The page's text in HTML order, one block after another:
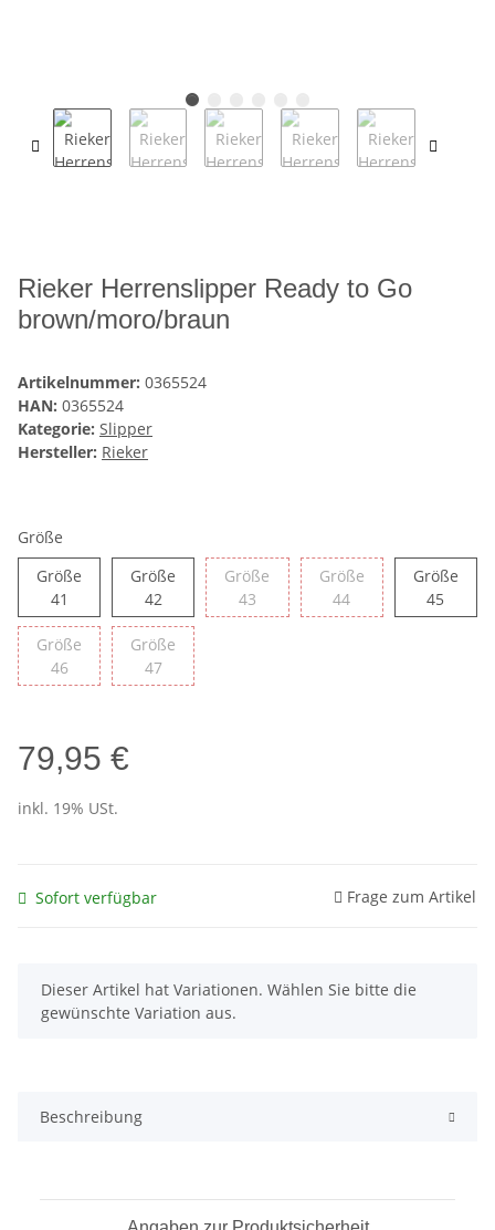
Rieker Herrenslipper Ready to Go
brown/moro/braun
Artikelnummer: 0365524
HAN: 0365524
Kategorie: Slipper
Hersteller: Rieker
Größe
Größe
41
Größe
42Größe 42
Größe
43Größe 43
Größe
44Größe 44
Größe
45
Größe
46Größe 46
Größe
47Größe 47
79,95 €
inkl. 19% USt.
Sofort verfügbar Frage zum Artikel
x
Dieser Artikel hat Variationen. Wählen Sie bitte die
gewünschte Variation aus.
Beschreibung